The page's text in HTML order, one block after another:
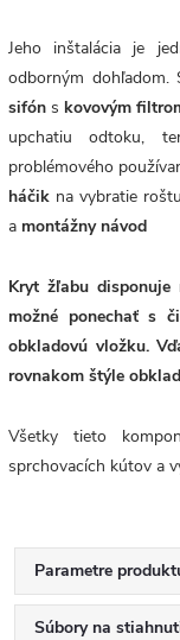
Jeho inštalácia je
odborným
sifón s kovovým
upchatiu odtoku,
problémového
háčik na vybratie
a montážny návod
Kryt žľabu disponuje
možné ponechať s
obkladovú vložku.
rovnakom štýle
Všetky tieto
sprchovacích kútov a
Parametre
Súbory na